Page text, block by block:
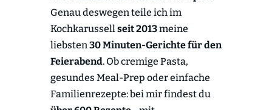
Genau deswegen teile ich im
Kochkarussellseit 2013meine
liebsten30 Minuten-Gerichte für den
Feierabend. Ob cremige Pasta,
gesundes Meal-Prep oder einfache
Familienrezepte: bei mir findest du